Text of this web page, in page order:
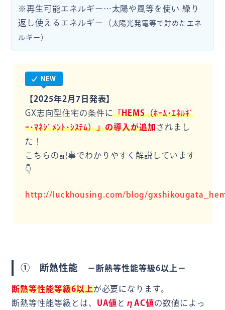
※再生可能エネルギー…太陽や風等を使い 繰り
返し使えるエネルギー（太陽光発電等で貯めたエネ
ルギー）
NEW
【2025年2月7日発表】
GX志向型住宅の条件に「HEMS（ﾎｰﾑ･ｴﾈﾙｷﾞ
ｰ･ﾏﾈｼﾞﾒﾝﾄ･ｼｽﾃﾑ）」の導入が追加されまし
た！
こちらの記事でわかりやすく解説しています
👇
http://luckhousing.com/blog/
① 断熱性能 －断熱等性能等級6以上－
断熱等性能等級6以上が必要になります。
断熱等性能等級とは、 UA値 と ηAC値の数値によっ